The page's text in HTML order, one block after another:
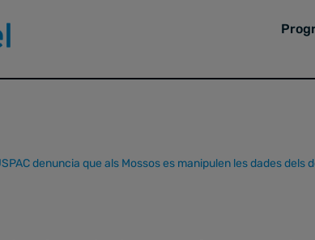
denuncia que als Mossos es manipulen les dades dels